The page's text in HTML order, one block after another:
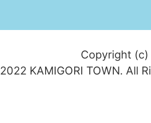
Copyright (c)
2022 KAMIGORI TOWN. All